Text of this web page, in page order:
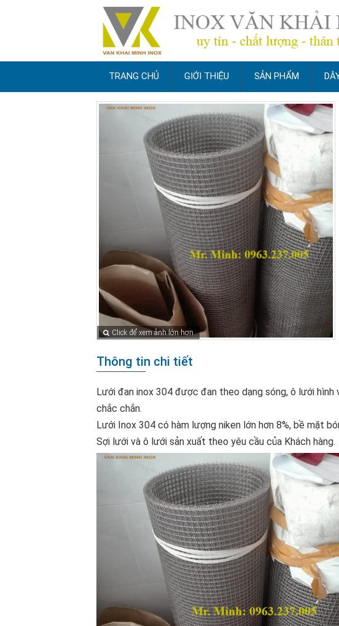
TRANG CHỦ GIỚI THIỆU SẢN PHẨM
Click để xem ảnh lớn hơn
Thông tin chi tiết
Lưới đan inox 304 được đan theo dạng sóng, ô lưới
chắc chắn.
Lưới Inox 304 có hàm lượng niken lớn hơn 8%, bề mặt
Sợi lưới và ô lưới sản xuất theo yêu cầu của Khách hàng.